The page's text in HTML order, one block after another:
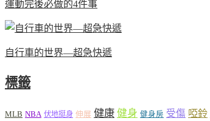
運動完後必做的4件事
自行車的世界—超急快遞
標籤
MLB NBA 伏地挺身 伸展 健康 健身 健身房 受傷 啞鈴